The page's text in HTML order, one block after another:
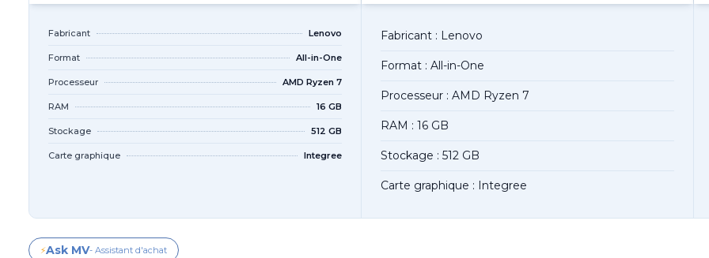
Fabricant Lenovo
Format All-in-One
Processeur AMD Ryzen 7
RAM 16 GB
Stockage 512 GB
Carte graphique Integree
Fabricant : Lenovo
Format : All-in-One
Processeur : AMD Ryzen 7
RAM : 16 GB
Stockage : 512 GB
Carte graphique : Integree
⚡Ask MV- Assistant d'achat